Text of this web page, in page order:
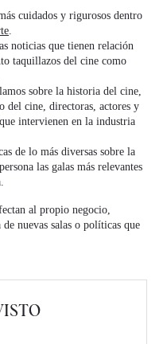
cuidados y rigurosos dentro
noticias que tienen relación
taquillazos del cine como
sobre la historia del cine,
del cine, directoras, actores y
intervienen en la industria
de lo más diversas sobre la
las galas más relevantes
al propio negocio,
nuevas salas o políticas que